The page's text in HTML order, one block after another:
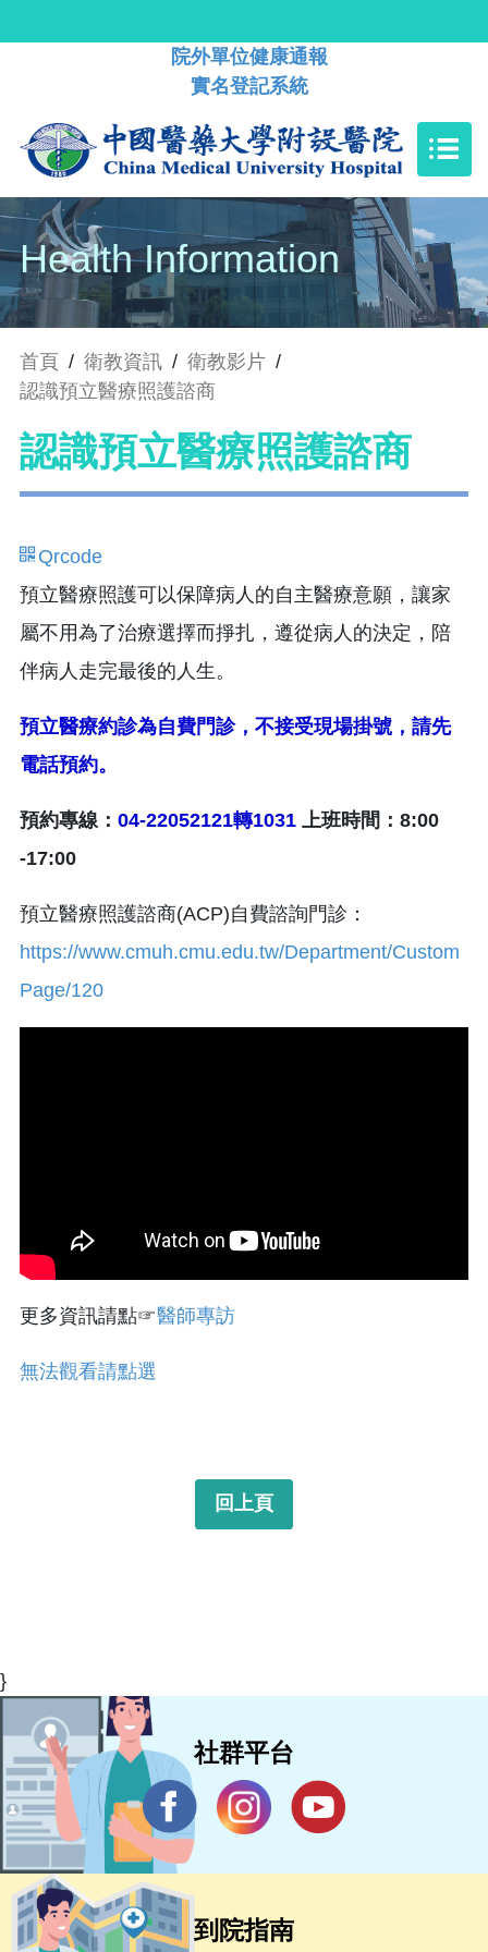
院外單位健康通報
實名登記系統
Health Information
首頁 / 衛教資訊 / 衛教影片 /
認識預立醫療照護諮商
認識預立醫療照護諮商
Qrcode
預立醫療照護可以保障病人的自主醫療意願，讓家
屬不用為了治療選擇而掙扎，遵從病人的決定，陪
伴病人走完最後的人生。
預立醫療約診為自費門診，不接受現場掛號，請先
電話預約。
預約專線： 04-22052121轉1031 上班時間：8:00
-17:00
預立醫療照護諮商(ACP)自費諮詢門診：
https://www.cmuh.cmu.edu.tw/Department/Custom
Page/120
更多資訊請點☞醫師專訪
無法觀看請點選
回上頁
}
社群平台
到院指南